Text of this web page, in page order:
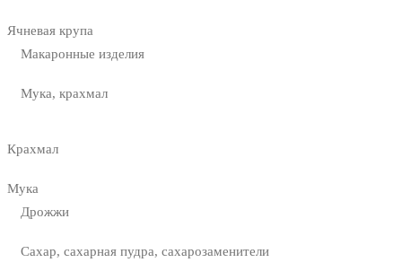
Ячневая крупа
Макаронные изделия
Мука, крахмал
Крахмал
Мука
Дрожжи
Сахар, сахарная пудра, сахарозаменители